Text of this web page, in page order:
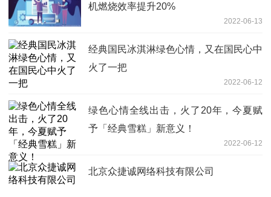
机燃烧效率提升20%
2022-06-13
经典国民冰淇淋绿色心情，又在国民心中
火了一把
2022-06-12
绿色心情全线出击，火了20年，今夏赋
予「经典雪糕」新意义！
2022-06-12
北京众捷诚网络科技有限公司